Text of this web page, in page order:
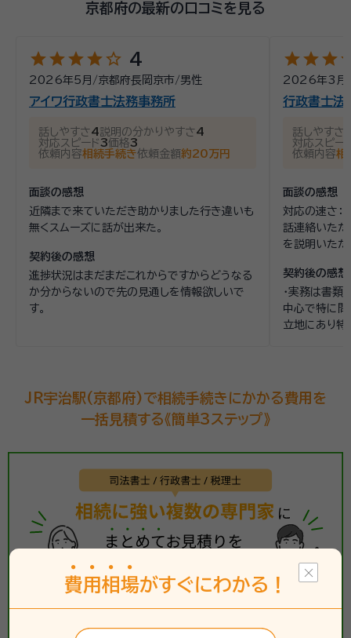
京都府の最新の口コミを見る
starstarstarstarstar_outline 4
2026年5月 /京都府長岡京市/男性
アイワ行政書士法務事務所
話しやすさ4説明の分かりやすさ4
対応スピード3価格3
依頼内容相続手続き依頼金額約20万円
面談の感想
近隣まで来ていただき助かりました行き違いも
無くスムーズに話が出来た。
契約後の感想
進捗状況はまだまだこれからですからどうなる
か分からないので先の見通しを情報欲しいで
す。
starstarstar
2026年3月
行政書士法
話しやすさ
対応スピー
依頼内容相
面談の感想
対応の速さ：
話連絡いただ
を説明いた
事務所で面
人間性が信頼
契約後の感想
・実務は書類
中心で特に問
立地にあり
JR宇治駅(京都府)で相続手続きにかかる費用を
一括見積する《簡単3ステップ》
費用 相場がすぐにわかる！